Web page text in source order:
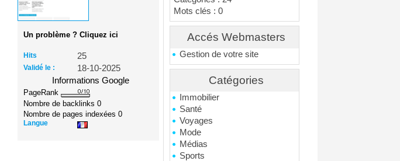
Mots clés : 0
Accés Webmasters
Gestion de votre site
Catégories
Immobilier
Santé
Voyages
Mode
Médias
Sports
Un problème ? Cliquez ici
Hits 25
Validé le :
18-10-2025
Informations Google
PageRank
Nombre de backlinks0
Nombre de pages indexées0
Langue